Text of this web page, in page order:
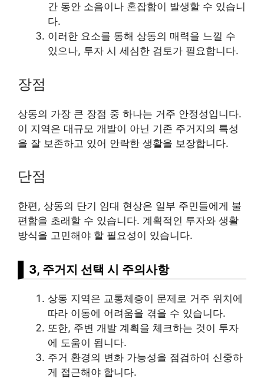
간 동안 소음이나 혼잡함이 발생할 수 있습니
다.
이러한 요소를 통해 상동의 매력을 느낄 수
있으나, 투자 시 세심한 검토가 필요합니다.
장점
상동의 가장 큰 장점 중 하나는 거주 안정성입니다.
이 지역은 대규모 개발이 아닌 기존 주거지의 특성
을 잘 보존하고 있어 안락한 생활을 보장합니다.
단점
한편, 상동의 단기 임대 현상은 일부 주민들에게 불
편함을 초래할 수 있습니다. 계획적인 투자와 생활
방식을 고민해야 할 필요성이 있습니다.
3, 주거지 선택 시 주의사항
상동 지역은 교통체증이 문제로 거주 위치에
따라 이동에 어려움을 겪을 수 있습니다.
또한, 주변 개발 계획을 체크하는 것이 투자
에 도움이 됩니다.
주거 환경의 변화 가능성을 점검하여 신중하
게 접근해야 합니다.